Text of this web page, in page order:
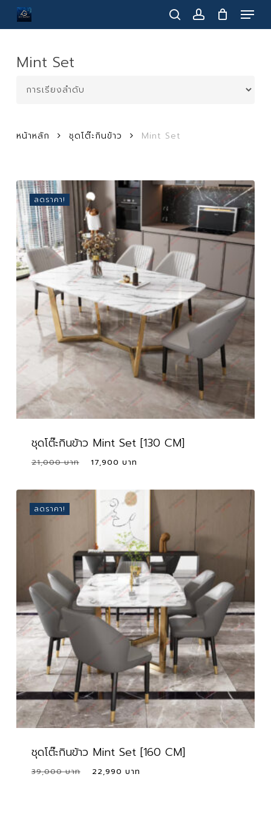
Skip
content
searchaccount
Menu
Mint Set
หน้าหลัก ชุดโต๊ะกินข้าว Mint Set
ลดราคา!
ชุดโต๊ะกินข้าว Mint Set [130 CM]
21,000
Original
was:
21,000 ฿.
17,900
is:
17,900 ฿.
ลดราคา!
ชุดโต๊ะกินข้าว Mint Set [160 CM]
39,000
Original
22,990